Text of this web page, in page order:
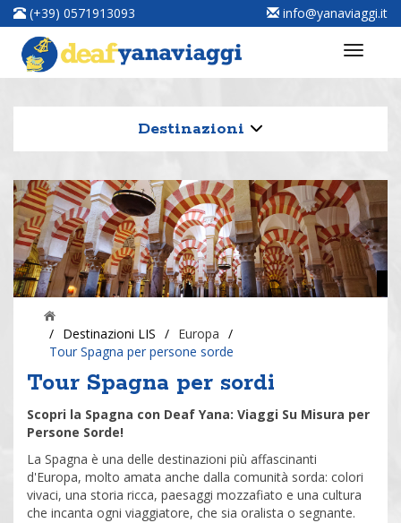
(+39) 0571913093 info@yanaviaggi.it
Destinazioni
/ Destinazioni LIS / Europa /
Tour Spagna per persone sorde
Tour Spagna per sordi
Scopri la Spagna con Deaf Yana: Viaggi Su Misura per
Persone Sorde!
La Spagna è una delle destinazioni più affascinanti
d'Europa, molto amata anche dalla comunità sorda: colori
vivaci, una storia ricca, paesaggi mozzafiato e una cultura
che incanta ogni viaggiatore, che sia oralista o segnante.